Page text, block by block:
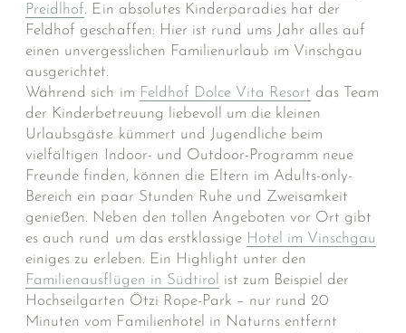
Preidlhof. Ein absolutes Kinderparadies hat der
Feldhof geschaffen: Hier ist rund ums Jahr alles auf
einen unvergesslichen Familienurlaub im Vinschgau
ausgerichtet.
Während sich im Feldhof Dolce Vita Resort das Team
der Kinderbetreuung liebevoll um die kleinen
Urlaubsgäste kümmert und Jugendliche beim
vielfältigen Indoor- und Outdoor-Programm neue
Freunde finden, können die Eltern im Adults-only-
Bereich ein paar Stunden Ruhe und Zweisamkeit
genießen. Neben den tollen Angeboten vor Ort gibt
es auch rund um das erstklassige Hotel im Vinschgau
einiges zu erleben. Ein Highlight unter den
Familienausflügen in Südtirol
ist zum Beispiel der
Hochseilgarten Ötzi Rope-Park – nur rund 20
Minuten vom Familienhotel in Naturns entfernt